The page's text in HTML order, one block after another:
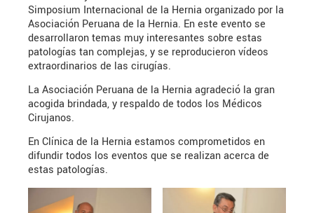
Simposium Internacional de la Hernia organizado por la
Asociación Peruana de la Hernia. En este evento se
desarrollaron temas muy interesantes sobre estas
patologías tan complejas, y se reproducieron vídeos
extraordinarios de las cirugías.
La Asociación Peruana de la Hernia agradeció la gran
acogida brindada, y respaldo de todos los Médicos
Cirujanos.
En Clínica de la Hernia estamos comprometidos en
difundir todos los eventos que se realizan acerca de
estas patologías.